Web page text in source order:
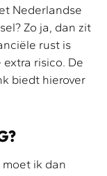
Nederlandse
Zo ja, dan zit
rust is
risico. De
biedt hierover
moet ik dan